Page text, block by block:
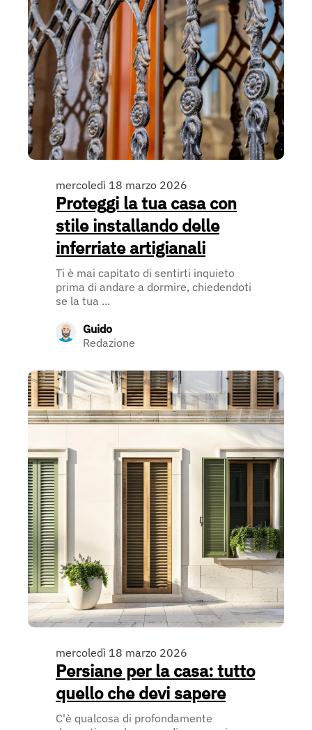
mercoledì 18 marzo 2026
Proteggi la tua casa con
stile installando delle
inferriate artigianali
Ti è mai capitato di sentirti inquieto
prima di andare a dormire, chiedendoti
se la tua ...
Guido
Redazione
mercoledì 18 marzo 2026
Persiane per la casa: tutto
quello che devi sapere
C'è qualcosa di profondamente